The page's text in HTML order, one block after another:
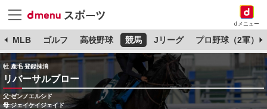
dメニュー
MLB ゴルフ 高校野球 競馬 Jリーグ プロ野球（2軍）
牡 鹿毛 登録抹消
リバーサルブロー
父:ゼンノエルシド
母:ジェイケイジェイド